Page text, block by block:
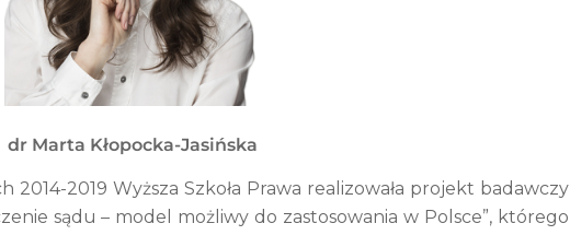
dr Marta Kłopocka-Jasińska
2014-2019 Wyższa Szkoła Prawa realizowała projekt badawczy
sądu – model możliwy do zastosowania w Polsce”, którego